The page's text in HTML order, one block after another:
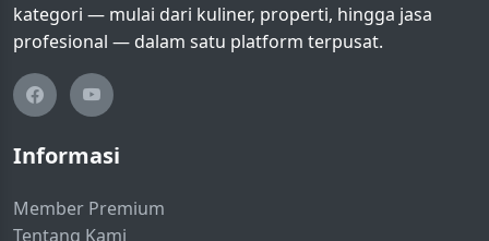
kategori — mulai dari kuliner, properti, hingga jasa
profesional — dalam satu platform terpusat.
Informasi
Member Premium
Tentang Kami